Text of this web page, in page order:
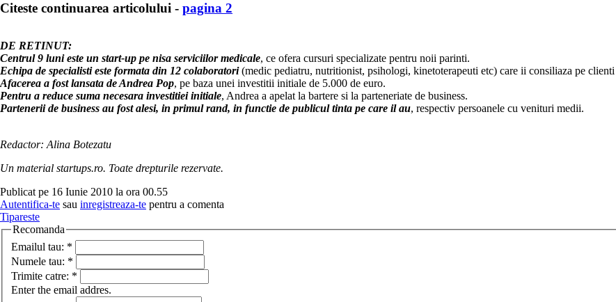
Citeste continuarea articolului - pagina 2
DE RETINUT:
Centrul 9 luni este un start-up pe nisa serviciilor medicale, ce ofera cursuri specializate pentru noii parinti.
Echipa de specialisti este formata din 12 colaboratori(medic pediatru, nutritionist, psihologi, kinetoterapeuti etc) care ii consiliaza pe
Afacerea a fost lansata de Andrea Pop, pe baza unei investitii initiale de 5.000 de euro.
Pentru a reduce suma necesara investitiei initiale, Andrea a apelat la bartere si la parteneriate de business.
Partenerii de business au fost alesi, in primul rand, in functie de publicul tinta pe care il au, respectiv persoanele cu venituri medii.
Redactor: Alina Botezatu
Un material startups.ro. Toate drepturile rezervate.
Publicat pe 16 Iunie 2010 la ora 00.55
Autentifica-te sau inregistreaza-te pentru a comenta
Tipareste
Recomanda
Emailul tau: *
Numele tau: *
Trimite catre: *
Enter the email addres.